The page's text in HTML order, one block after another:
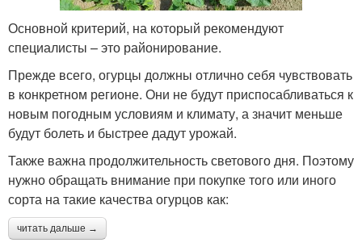
Основной критерий, на который рекомендуют
специалисты – это районирование.
Прежде всего, огурцы должны отлично себя чувствовать
в конкретном регионе. Они не будут приспосабливаться к
новым погодным условиям и климату, а значит меньше
будут болеть и быстрее дадут урожай.
Также важна продолжительность светового дня. Поэтому
нужно обращать внимание при покупке того или иного
сорта на такие качества огурцов как:
читать дальше →